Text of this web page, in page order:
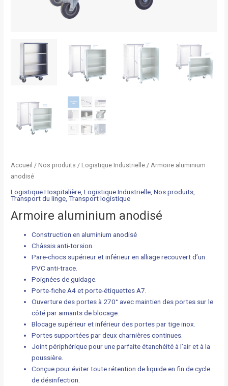
Accueil / Nos produits / Logistique Industrielle / Armoire aluminium
anodisé
Logistique Hospitalière ,Logistique Industrielle ,Nos produits
Transport du linge ,Transport logistique
Armoire aluminium anodisé
Construction en aluminium anodisé
Châssis anti-torsion.
Pare-chocs supérieur et inférieur en alliage recouvert d’un
PVC anti-trace.
Poignées de guidage.
Porte-fiche A4 et porte-étiquettes A7.
Ouverture des portes à 270° avec maintien des portes sur le
côté par aimants de blocage.
Blocage supérieur et inférieur des portes par tige inox.
Portes supportées par deux charnières continues.
Joint périphérique pour une parfaite étanchéité à l’air et à la
poussière.
Conçue pour éviter toute rétention de liquide en fin de cycle
de désinfection.